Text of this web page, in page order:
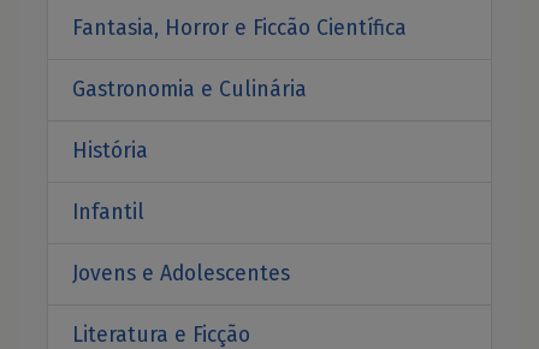
Fantasia, Horror e Ficcão Científica
Gastronomia e Culinária
História
Infantil
Jovens e Adolescentes
Literatura e Ficção